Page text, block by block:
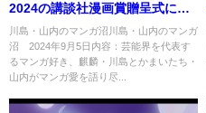
2024の講談社漫画賞贈呈式に潜
入 9月5日
川島・山内のマンガ沼川島・山内のマンガ
沼 2024年9月5日内容：芸能界を代表す
るマンガ好き、麒麟・川島とかまいたち・
山内がマンガ愛を語り尽...